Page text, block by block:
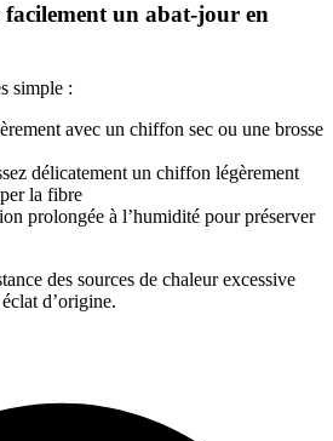
un abat-jour en
simple :
avec un chiffon sec ou une brosse
délicatement un chiffon légèrement
la fibre
prolongée à l’humidité pour préserver
des sources de chaleur excessive
d’origine.